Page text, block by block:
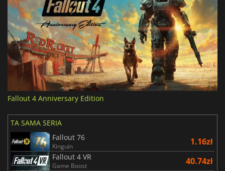
Fallout 4 Anniversary Edition
TA SAMA SERIA
Fallout 76
Kinguin 1.16zł
Fallout 4 VR
Game Boost 40.74zł